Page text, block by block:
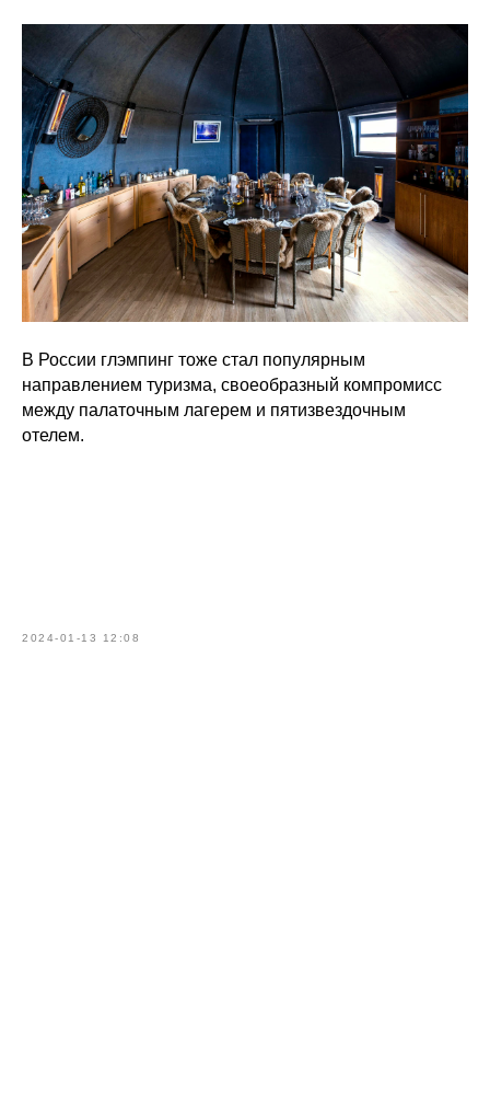
В России глэмпинг тоже стал популярным
направлением туризма, своеобразный компромисс
между палаточным лагерем и пятизвездочным
отелем.
2024-01-13 12:08
Напишите нам
+7 (499) 647-76-80
+7 (800) 100-72-93
mail@skydome.pro